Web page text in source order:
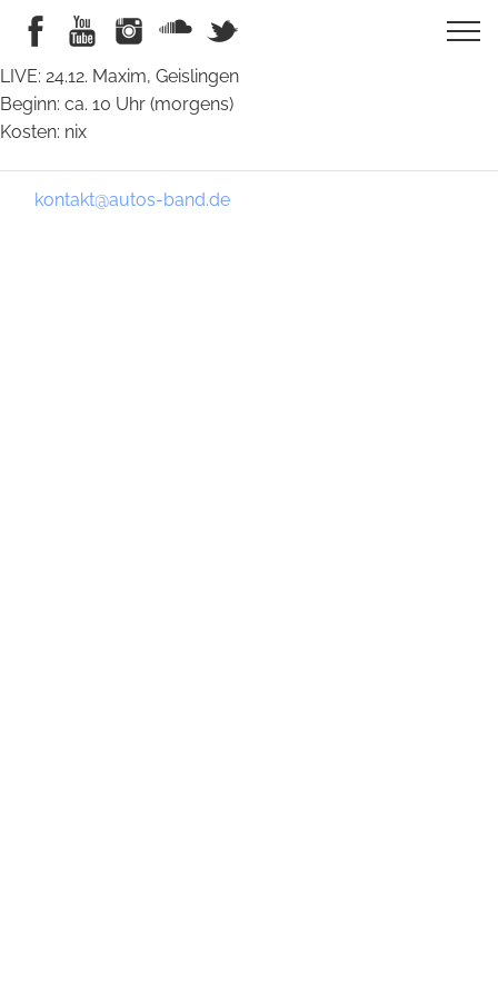
LIVE: 24.12. Maxim, Geislingen
Beginn: ca. 10 Uhr (morgens)
Kosten: nix
kontakt@autos-band.de